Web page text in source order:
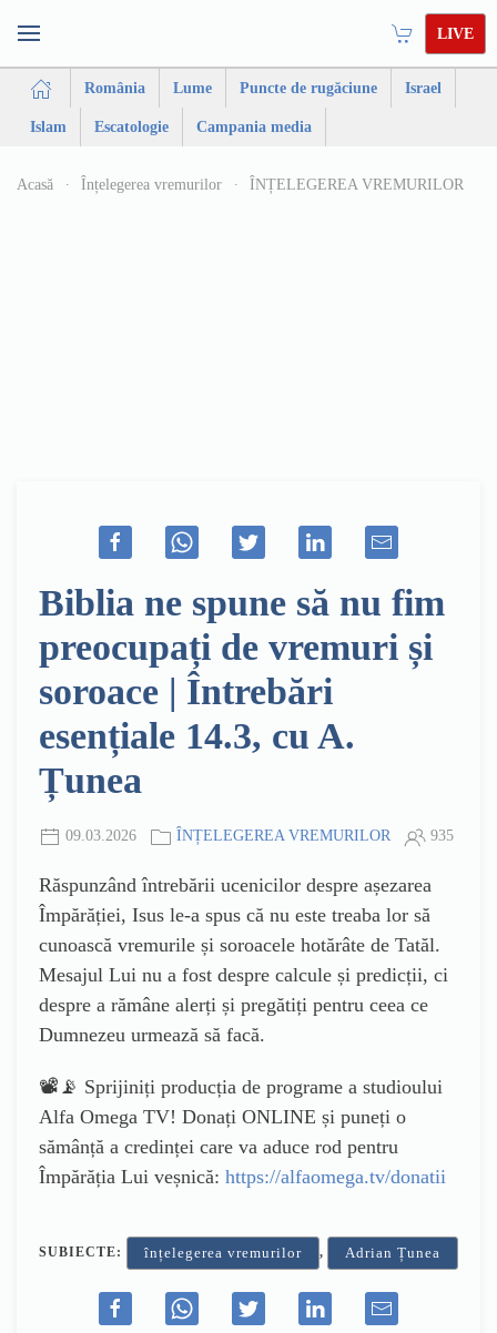
LIVE
România Lume Puncte de rugăciune Israel
Islam Escatologie Campania media
Acasă Înțelegerea vremurilor ÎNȚELEGEREA VREMURILOR
Biblia ne spune să nu fim
preocupați de vremuri și
soroace | Întrebări
esențiale 14.3, cu A.
Țunea
09.03.2026 ÎNȚELEGEREA VREMURILOR 935
Răspunzând întrebării ucenicilor despre așezarea
Împărăției, Isus le-a spus că nu este treaba lor să
cunoască vremurile și soroacele hotărâte de Tatăl.
Mesajul Lui nu a fost despre calcule și predicții, ci
despre a rămâne alerți și pregătiți pentru ceea ce
Dumnezeu urmează să facă.
📽️📡 Sprijiniți producția de programe a studioului
Alfa Omega TV! Donați ONLINE și puneți o
sămânță a credinței care va aduce rod pentru
Împărăția Lui veșnică: https://alfaomega.tv/donatii
SUBIECTE: înțelegerea vremurilor , Adrian Țunea